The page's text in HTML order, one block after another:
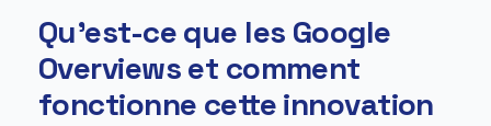
Qu'est-ce que les Google
Overviews et comment
fonctionne cette innovation